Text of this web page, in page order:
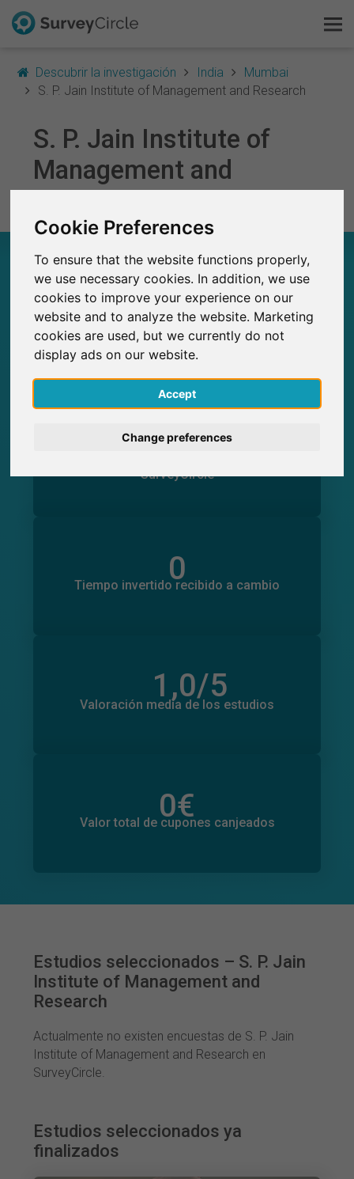
Cookie Preferences
To ensure that the website functions properly,
we use necessary cookies. In addition, we use
cookies to improve your experience on our
website and to analyze the website. Marketing
cookies are used, but we currently do not
display ads on our website.
Accept
Change preferences
Descubrir la investigación India
Mumbai
S. P. Jain Institute of Management and Research
S. P. Jain Institute of
Management and
Research
S. P. JAIN INSTITUTE OF MANAGEMENT AND
RESEARCH – EN RESUMEN
0
Número total de estudios publicados en
SurveyCircle
0
Estudios actuales en SurveyCircle
0
SurveyCircle
Participaciones generadas en SurveyCircle
0
Tiempo invertido recibido a cambio
0
Tiempo invertido en otros estudios
1,0/5
Valoración media de los estudios
0
Número total de valoraciones
0€
Valor total de cupones canjeados
0€
Valor total de donaciones
Estudios seleccionados – S. P. Jain
Institute of Management and
Research
Actualmente no existen encuestas de S. P. Jain
Institute of Management and Research en
SurveyCircle.
Estudios seleccionados ya
finalizados
Esto es SurveyCircle
Explorar la investigación
FAQ
Regístrate gratis
Iniciar sesión
English